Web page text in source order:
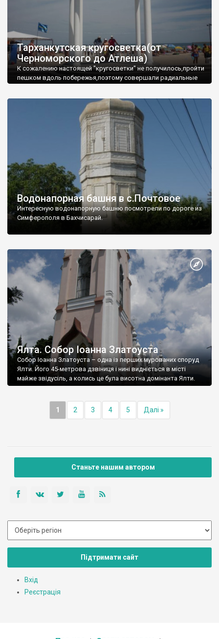
Тарханкутская кругосветка(от
Черноморского до Атлеша)
К сожалению настоящей "кругосветки" не получилось,пройти
пешком вдоль побережья,поэтому совершали радиальные
Водонапорная башня в с.Почтовое
Интересную водонапорную башню посмотрели по дороге из
Симферополя в Бахчисарай.
Ялта. Собор Іоанна Златоуста
Собор Іоанна Златоуста – одна із перших мурованих споруд
Ялти. Його 45-метрова дзвіниця і нині видніється в місті
майже звідусіль, а колись це була висотна домінанта Ялти.
1 2 3 4 5 Далі »
Станьте нашим автором
Підтримати сайт
Вхід
Реєстрація